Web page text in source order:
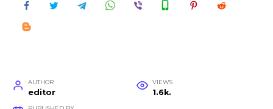
AUTHOR
editor
VIEWS
1.6k.